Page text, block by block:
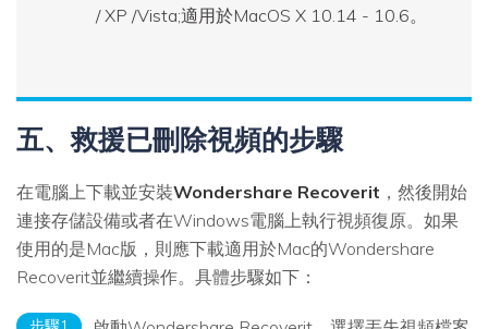
/ XP /Vista;適用於MacOS X 10.14 - 10.6。
五、救援已刪除視頻的步驟
在電腦上下載並安裝Wondershare Recoverit ，然後開始
連接存儲設備或者在Windows電腦上執行視頻復原。如果
使用的是Mac版，則應下載適用於Mac的Wondershare
Recoverit並繼續操作。具體步驟如下：